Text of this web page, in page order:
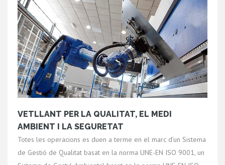
VETLLANT PER LA QUALITAT, EL MEDI
AMBIENT I LA SEGURETAT
Totes les operacions es duen a terme en el marc d’un Sistema
de Gestió de Qualitat basat en la norma UNE-EN ISO 9001, un